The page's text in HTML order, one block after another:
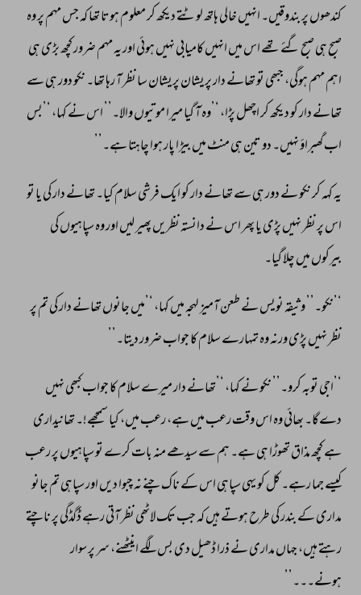
کندھوں پر بندوقیں۔ انہیں خالی ہاتھ لوٹتے دیکھ کر معلوم ہوتا تھا کہ جس مہم پر وہ
صبح ہی صبح گئے تھے اس میں انہیں کامیابی نہیں ہوئی اور یہ مہم ضرور کچھ بڑی ہی
اہم مہم ہوگی، جبھی تو تھانے دار پریشان پریشان سا نظر آ رہا تھا۔ نکو دور ہی سے
تھانے دار کو دیکھ کر اچھل پڑا، ‘’وہ آ گیا میرا موتیوں والا۔’’ اس نے کہا، ‘’بس
اب گھبراؤ نہیں۔ دو تین ہی منٹ میں بیڑا پار ہوا چاہتا ہے۔’’
یہ کہہ کر نکو نے دور ہی سے تھانے دار کو ایک فرشی سلام کیا۔ تھانے دار کی یا تو
اس پر نظر نہیں پڑی یا پھر اس نے دانستہ نظریں پھیر لیں اور وہ سپاہیوں کی
بیرکوں میں چلا گیا۔
‘’نکو۔’’ وثیقہ نویس نے طعن آمیز لہجہ میں کہا، ‘’میں جانوں تھانے دار کی تم پر
نظر نہیں پڑی ورنہ وہ تمہارے سلام کا جواب ضرور دیتا۔’’
‘’اجی توبہ کرو۔’’ نکو نے کہا، ‘’تھانے دار میرے سلام کا جواب کبھی نہیں
دےگا۔ بھائی وہ اس وقت رعب میں ہے، رعب میں، کیا سمجھے!۔ تھانیداری
ہے کچھ مذاق تھوڑا ہی ہے۔ ہم سے سیدھے منہ بات کرے تو سپاہیوں پر رعب
کیسے جما رہے۔ کل کو یہی سپاہی اس کے ناک چنے نہ چبوا دیں اور سپاہی تم جانو
مداری کے بندر کی طرح ہوتے ہیں کہ جب تک لاٹھی نظر آتی رہے ڈگڈگی پر ناچتے
رہتے ہیں، جہاں مداری نے ذرا ڈھیل دی بس لگے اینٹھنے، سر پر سوار
ہونے۔۔۔’’